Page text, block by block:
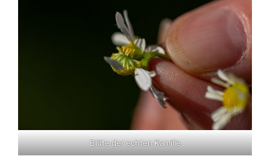
Blüte der echten Kamille